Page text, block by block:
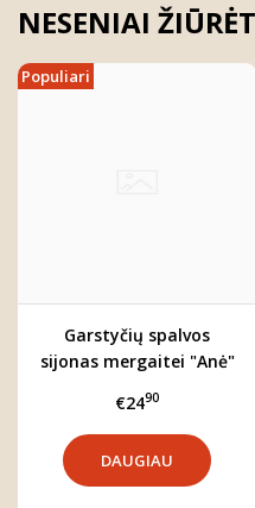
NESENIAI
Populiari
Garstyčių spalvos
sijonas mergaitei "Anė"
€2490
DAUGIAU